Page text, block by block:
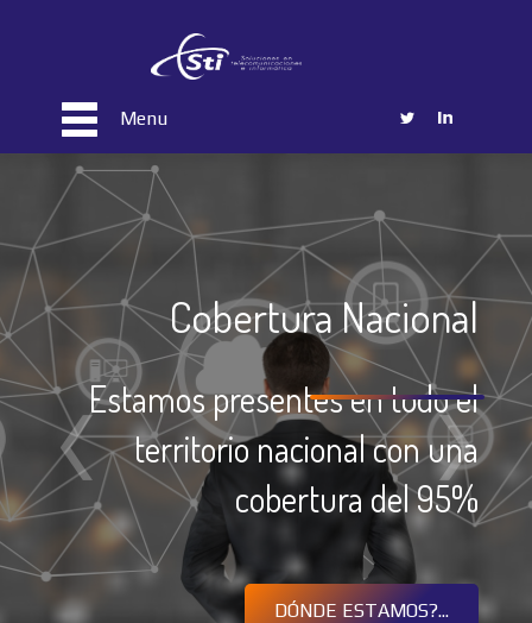
Menu
Cobertura Nacional
Estamos presentes en todo el
territorio nacional con una
cobertura del 95%
DÓNDE ESTAMOS?...